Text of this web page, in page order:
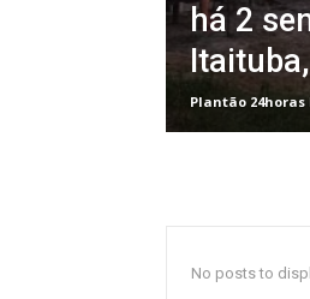
há 2
Plantão 24horas
No posts to